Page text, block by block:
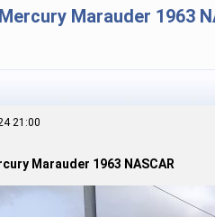
Marauder 1963
21:00
Marauder 1963 NASCAR